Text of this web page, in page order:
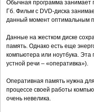
Обычная программа занимает
Гб. Фильм с DVD-диска
данный момент оптимальным
Данные на жестком диске
память. Однако есть еще
компьютера или ноутбука.
устной речи – «оперативка»).
Оперативная память нужна
процессе своей работы
очень невелика.